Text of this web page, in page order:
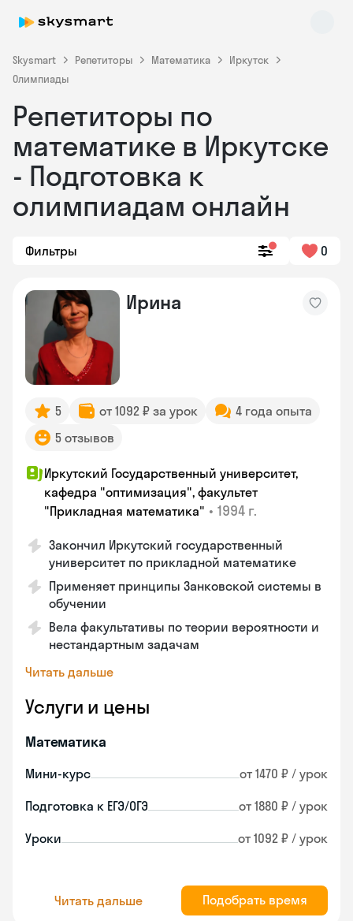
Skysmart Репетиторы Математика
Иркутск
Олимпиады
Репетиторы по
математике в Иркутске
- Подготовка к
олимпиадам онлайн
Фильтры 0
Ирина
5 от 1092 ₽ за урок
4 года опыта
5 отзывов
Иркутский Государственный университет,
кафедра "оптимизация", факультет
"Прикладная математика" • 1994 г.
Закончил Иркутский государственный
университет по прикладной математике
Применяет принципы Занковской системы в
обучении
Вела факультативы по теории вероятности и
нестандартным задачам
Читать дальше
Услуги и цены
Математика
Мини-курс от 1470 ₽ / урок
Подготовка к ЕГЭ/ОГЭ от 1880 ₽ / урок
Уроки от 1092 ₽ / урок
Читать дальше Подобрать время
Skysmart Chat